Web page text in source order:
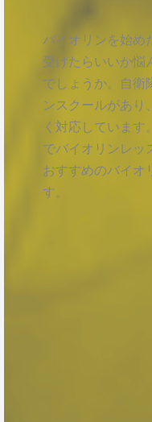
バイオリンを始め
受けたらいいか悩
でしょうか。自衛
ンスクールがあり
く対応していま
でバイオリンレッ
おすすめのバイオ
す。